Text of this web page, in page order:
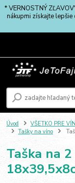
* VERNOSTNÝ
nákupmi získajte lepšie
Úvod VŠETKO PRE
Tašky na víno
Taška na